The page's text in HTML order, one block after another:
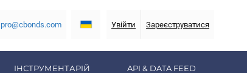
pro@cbonds.com Увійти Зареєструватися
ІНСТРУМЕНТАРІЙ API & DATA FEED